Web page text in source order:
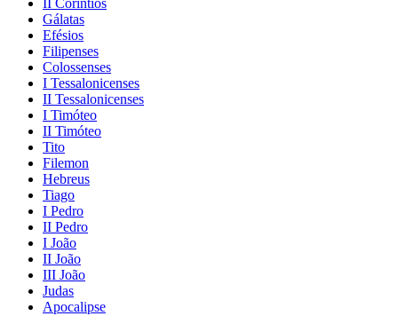
II Coríntios
Gálatas
Efésios
Filipenses
Colossenses
I Tessalonicenses
II Tessalonicenses
I Timóteo
II Timóteo
Tito
Filemon
Hebreus
Tiago
I Pedro
II Pedro
I João
II João
III João
Judas
Apocalipse